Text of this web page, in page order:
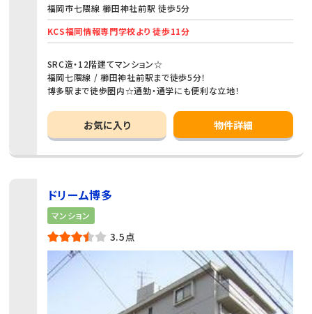
福岡市七隈線 櫛田神社前駅 徒歩5分
KCS福岡情報専門学校より 徒歩11分
SRC造・12階建てマンション☆
福岡七隈線 / 櫛田神社前駅まで徒歩5分！
博多駅まで徒歩圏内☆通勤・通学にも便利な立地！
お気に入り 物件詳細
ドリーム博多
マンション
3.5点